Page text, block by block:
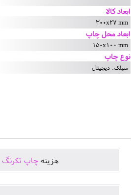
ابعاد کالا
300x27 mm
ابعاد محل چاپ
150x100 mm
نوع چاپ
سیلک, دیجیتال
هزينهچاپ تکرنگ